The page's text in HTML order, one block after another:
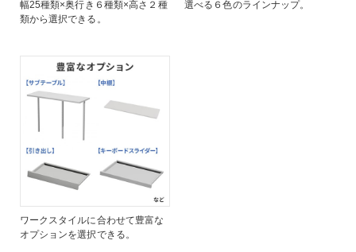
幅25種類×奥行き６種類×高さ２種
類から選択できる。
選べる６色のラインナップ。
ワークスタイルに合わせて豊富な
オプションを選択できる。